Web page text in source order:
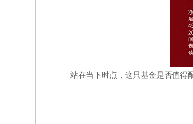
站在当下时点，这只基金是否值得